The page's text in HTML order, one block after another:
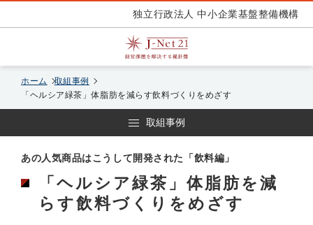
独立行政法人 中小企業基盤整備機構
ホーム
取組事例
「ヘルシア緑茶」体脂肪を減らす飲料づくりをめざす
取組事例
あの人気商品はこうして開発された「飲料編」
「ヘルシア緑茶」体脂肪を減
らす飲料づくりをめざす